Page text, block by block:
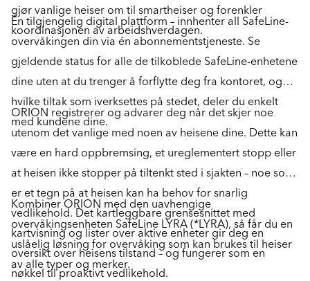
gjør vanlige heiser om til smartheiser og forenkler
koordinasjonen av arbeidshverdagen.
Én tilgjengelig digital plattform – innhenter all SafeLine-
overvåkingen din via én abonnementstjeneste. Se
gjeldende status for alle de tilkoblede SafeLine-enhetene
dine uten at du trenger å forflytte deg fra kontoret, og
hvilke tiltak som iverksettes på stedet, deler du enkelt
med kundene dine.
ORION registrerer og advarer deg når det skjer noe
utenom det vanlige med noen av heisene dine. Dette kan
være en hard oppbremsing, et ureglementert stopp eller
at heisen ikke stopper på tiltenkt sted i sjakten – noe som
er et tegn på at heisen kan ha behov for snarlig
vedlikehold. Det kartleggbare grensesnittet med
kartvisning og lister over aktive enheter gir deg en
oversikt over heisens tilstand – og fungerer som en
nøkkel til proaktivt vedlikehold.
Kombiner ORION med den uavhengige
overvåkingsenheten SafeLine LYRA (*LYRA), så får du en
uslåelig løsning for overvåking som kan brukes til heiser
av alle typer og merker.